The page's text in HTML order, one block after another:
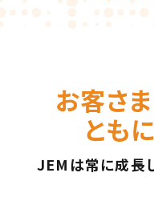
お客さ
とも
JEMは常に成⻑